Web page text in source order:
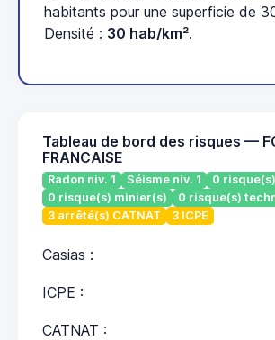
habitants pour une superficie de
Densité : 30 hab/km².
Tableau de bord des risques —
FRANCAISE
Radon niv. 1 Séisme niv. 1
0
0 risque(s) minier(s)
0 risque(s)
3 arrêté(s) CATNAT
3 ICPE
Casias :
ICPE :
CATNAT :